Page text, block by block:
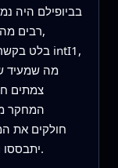
בביופילם היה
רבים
מה שמעיד
צמתים
המחקר
חולקים את
יתבססו וייפוצו תחת חשיפה נמוכה לאנטיביוטיקה.